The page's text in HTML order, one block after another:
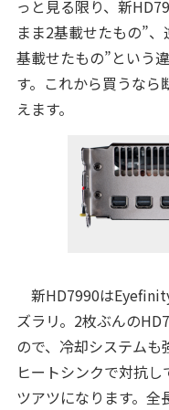
っと見る限り、新
まま2基載せたもの”
基載せたもの”という
す。これから買うな
えます。
新HD7990は
ズラリ。2枚ぶんの
ので、冷却システムも
ヒートシンクで対抗
ツアツになります。